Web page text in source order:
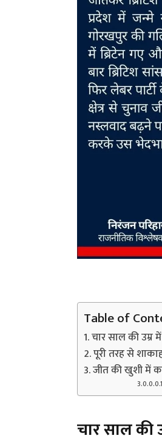
Table of
चार साल की
पूरी तरह से
जीत की खुशी में
चार साल